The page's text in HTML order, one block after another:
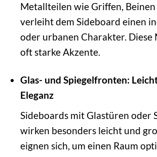
Metallteilen wie Griffen, Beinen
verleiht dem Sideboard einen
oder urbanen Charakter. Diese
oft starke Akzente.
Glas- und Spiegelfronten:
Eleganz
Sideboards mit Glastüren oder
wirken besonders leicht und
eignen sich, um einen Raum